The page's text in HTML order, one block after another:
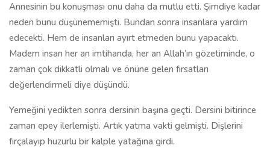
Annesinin bu konuşması onu daha da mutlu etti. Şimdiye kadar
neden bunu düşünememişti. Bundan sonra insanlara yardım
edecekti. Hem de insanları ayırt etmeden bunu yapacaktı.
Madem insan her an imtihanda, her an Allah’ın gözetiminde, o
zaman çok dikkatli olmalı ve önüne gelen fırsatları
değerlendirmeli diye düşündü.
Yemeğini yedikten sonra dersinin başına geçti. Dersini bitirince
zaman epey ilerlemişti. Artık yatma vakti gelmişti. Dişlerini
fırçalayıp huzurlu bir kalple yatağına girdi.